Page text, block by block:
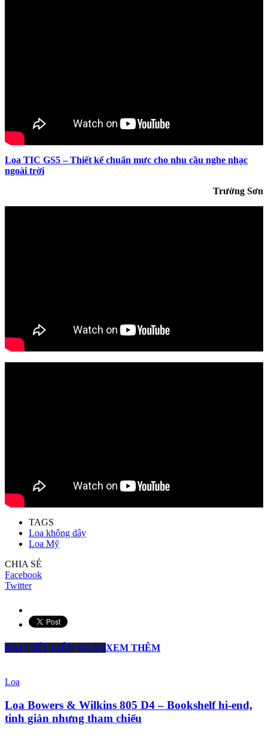
Loa TIC GS5 – Thiết kế chuẩn mực cho nhu cầu nghe nhạc
ngoài trời
Trường Sơn
TAGS
Loa không dây
Loa Mỹ
CHIA SẺ
Facebook
Twitter
BÀI VIẾT LIÊN QUANXEM THÊM
Loa
Loa Bowers & Wilkins 805 D4 – Bookshelf hi-end,
tinh giản nhưng tham chiếu